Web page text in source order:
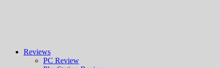
Reviews
PC Review